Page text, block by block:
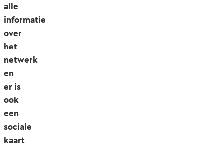
alle
informatie
over
het
netwerk
en
er is
ook
een
sociale
kaart